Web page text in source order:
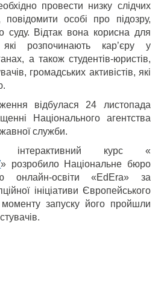
провести низку слідчих
повідомити особі про підозру,
суду. Відтак вона корисна для
розпочинають кар’єру у
а також студентів-юристів,
громадських активістів, які
відбулася 24 листопада
Національного агентства
служби.
інтерактивний курс «
» розробило Національне бюро
онлайн-освіти «EdEra» за
ініціативи Європейського
запуску його пройшли